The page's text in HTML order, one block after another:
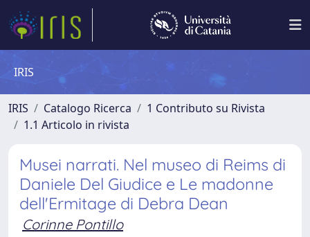
IRIS
IRIS Catalogo Ricerca
1 Contributo su Rivista
1.1 Articolo in rivista
Musei narrati. Nel museo di Reims di
Daniele Del Giudice e Le madonne
dell'Ermitage di Debra Dean
Corinne Pontillo